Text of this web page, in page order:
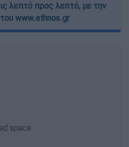
λεπτό προς λεπτό, με την
www.ethnos.gr